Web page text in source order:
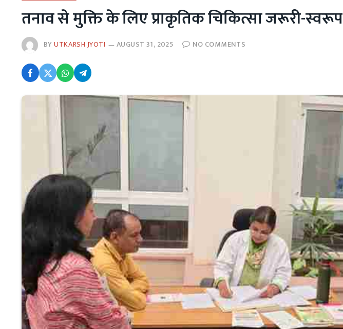
तनाव से मुक्ति के लिए प्राकृतिक चिकित्सा जरूरी-स्वरूप
BYUTKARSH JYOTI AUGUST 31, 2025 NO COMMENTS